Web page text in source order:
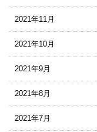
2021年11月
2021年10月
2021年9月
2021年8月
2021年7月